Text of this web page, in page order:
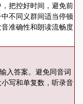
把控好时间，避免前
不同义群间适当停顿
准确性和朗读流畅度
入答案。避免同音词
写和单复数，听录音